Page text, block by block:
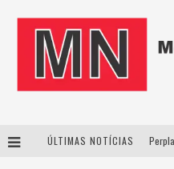
ÚLTIMAS NOTÍCIAS